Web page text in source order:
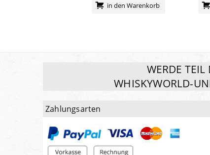
in den Warenkorb
WERDE TEIL
WHISKYWORLD-
Zahlungsarten